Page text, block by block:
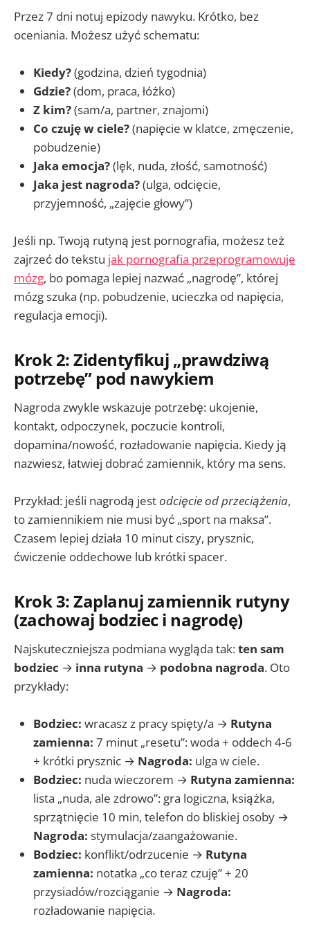
Przez 7 dni notuj epizody nawyku. Krótko, bez
oceniania. Możesz użyć schematu:
Kiedy?(godzina, dzień tygodnia)
Gdzie?(dom, praca, łóżko)
Z kim?(sam/a, partner, znajomi)
Co czuję w ciele?(napięcie w klatce, zmęczenie,
pobudzenie)
Jaka emocja?(lęk, nuda, złość, samotność)
Jaka jest nagroda?(ulga, odcięcie,
przyjemność, „zajęcie głowy”)
Jeśli np. Twoją rutyną jest pornografia, możesz też
zajrzeć do tekstu jak pornografia przeprogramowuje
mózg, bo pomaga lepiej nazwać „nagrodę”, której
mózg szuka (np. pobudzenie, ucieczka od napięcia,
regulacja emocji).
Krok 2: Zidentyfikuj „prawdziwą
potrzebę” pod nawykiem
Nagroda zwykle wskazuje potrzebę: ukojenie,
kontakt, odpoczynek, poczucie kontroli,
dopamina/nowość, rozładowanie napięcia. Kiedy ją
nazwiesz, łatwiej dobrać zamiennik, który ma sens.
Przykład: jeśli nagrodą jestodcięcie od przeciążenia,
to zamiennikiem nie musi być „sport na maksa”.
Czasem lepiej działa 10 minut ciszy, prysznic,
ćwiczenie oddechowe lub krótki spacer.
Krok 3: Zaplanuj zamiennik rutyny
(zachowaj bodziec i nagrodę)
Najskuteczniejsza podmiana wygląda tak:ten sam
bodziec → inna rutyna → podobna nagroda. Oto
przykłady:
Bodziec: wracasz z pracy spięty/a → Rutyna
zamienna: 7 minut „resetu”: woda + oddech 4-6
+ krótki prysznic → Nagroda: ulga w ciele.
Bodziec: nuda wieczorem → Rutyna zamienna:
lista „nuda, ale zdrowo”: gra logiczna, książka,
sprzątnięcie 10 min, telefon do bliskiej osoby →
Nagroda: stymulacja/zaangażowanie.
Bodziec: konflikt/odrzucenie → Rutyna
zamienna: notatka „co teraz czuję” + 20
przysiadów/rozciąganie → Nagroda:
rozładowanie napięcia.